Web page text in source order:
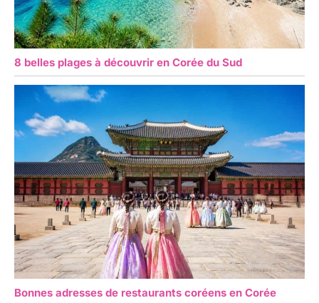
8 belles plages à découvrir en Corée du Sud
Bonnes adresses de restaurants coréens en Corée